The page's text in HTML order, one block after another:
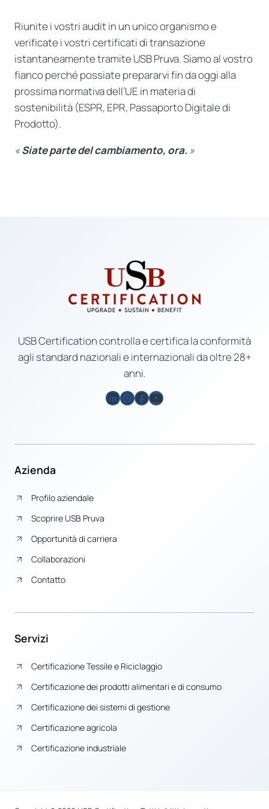
Riunite i vostri audit in un unico organismo e
verificate i vostri certificati di transazione
istantaneamente tramite USB Pruva. Siamo al vostro
fianco perché possiate prepararvi fin da oggi alla
prossima normativa dell’UE in materia di
sostenibilità (ESPR, EPR, Passaporto Digitale di
Prodotto).
«Siate parte del cambiamento, ora. »
USB Certification controlla e certifica la conformità
agli standard nazionali e internazionali da oltre 28+
anni.
LinkedIn
Instagram
Facebook
YouTube
Azienda
Profilo aziendale
Scoprire USB Pruva
Opportunità di carriera
Collaborazioni
Contatto
Servizi
Certificazione Tessile e Riciclaggio
Certificazione dei prodotti alimentari e di consumo
Certificazione dei sistemi di gestione
Certificazione agricola
Certificazione industriale